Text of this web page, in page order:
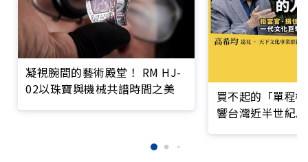
凝視腕間的藝術殿堂！ RM HJ-
02以珠寶與機械共譜時間之美
買不起的「單程
響台灣近半世紀